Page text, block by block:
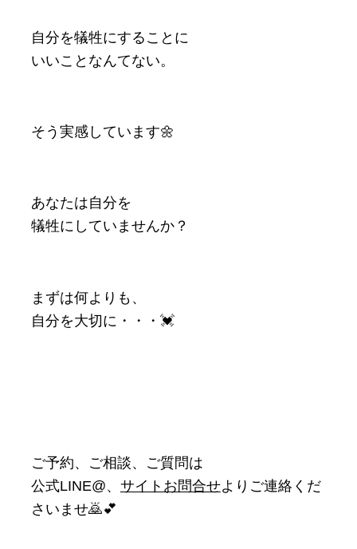
自分を犠牲にすることに
いいことなんてない。
そう実感しています🌼
あなたは自分を
犠牲にしていませんか？
まずは何よりも、
自分を大切に・・・💓
ご予約、ご相談、ご質問は
公式LINE@、 サイトお問合せよりご連絡くだ
さいませ🙇💕